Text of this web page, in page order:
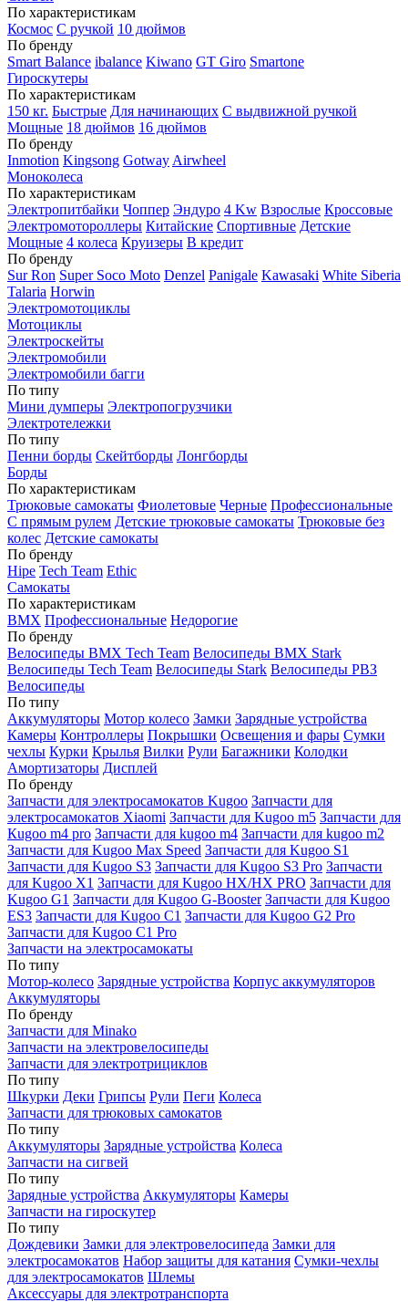
По характеристикам
Космос С ручкой 10 дюймов
По бренду
Smart Balance ibalance Kiwano GT Giro Smartone
Гироскутеры
По характеристикам
150 кг. Быстрые Для начинающих С выдвижной ручкой
Мощные 18 дюймов 16 дюймов
По бренду
Inmotion Kingsong Gotway Airwheel
Моноколеса
По характеристикам
Электропитбайки Чоппер Эндуро 4 Kw Взрослые Кроссовые
Электромотороллеры Китайские Спортивные Детские
Мощные 4 колеса Круизеры В кредит
По бренду
Sur Ron Super Soco Moto Denzel Panigale Kawasaki White Siberia
Talaria Horwin
Электромотоциклы
Мотоциклы
Электроскейты
Электромобили
Электромобили багги
По типу
Мини думперы Электропогрузчики
Электротележки
По типу
Пенни борды Скейтборды Лонгборды
Борды
По характеристикам
Трюковые самокаты Фиолетовые Черные Профессиональные
С прямым рулем Детские трюковые самокаты Трюковые без
колес Детские самокаты
По бренду
Hipe Tech Team Ethic
Самокаты
По характеристикам
BMX Профессиональные Недорогие
По бренду
Велосипеды BMX Tech Team Велосипеды BMX Stark
Велосипеды Tech Team Велосипеды Stark Велосипеды РВЗ
Велосипеды
По типу
Аккумуляторы Мотор колесо Замки Зарядные устройства
Камеры Контроллеры Покрышки Освещения и фары Сумки
чехлы Курки Крылья Вилки Рули Багажники Колодки
Амортизаторы Дисплей
По бренду
Запчасти для электросамокатов Kugoo Запчасти для
электросамокатов Xiaomi Запчасти для Kugoo m5 Запчасти для
Кugoo m4 pro Запчасти для kugoo m4 Запчасти для kugoo m2
Запчасти для Kugoo Max Speed Запчасти для Kugoo S1
Запчасти для Kugoo S3 Запчасти для Kugoo S3 Pro Запчасти
для Kugoo X1 Запчасти для Kugoo HX/HX PRO Запчасти для
Kugoo G1 Запчасти для Kugoo G-Booster Запчасти для Kugoo
ES3 Запчасти для Kugoo C1 Запчасти для Kugoo G2 Pro
Запчасти для Kugoo C1 Pro
Запчасти на электросамокаты
По типу
Мотор-колесо Зарядные устройства Корпус аккумуляторов
Аккумуляторы
По бренду
Запчасти для Minako
Запчасти на электровелосипеды
Запчасти для электротрициклов
По типу
Шкурки Деки Грипсы Рули Пеги Колеса
Запчасти для трюковых самокатов
По типу
Аккумуляторы Зарядные устройства Колеса
Запчасти на сигвей
По типу
Зарядные устройства Аккумуляторы Камеры
Запчасти на гироскутер
По типу
Дождевики Замки для электровелосипеда Замки для
электросамокатов Набор защиты для катания Сумки-чехлы
для электросамокатов Шлемы
Аксессуары для электротранспорта